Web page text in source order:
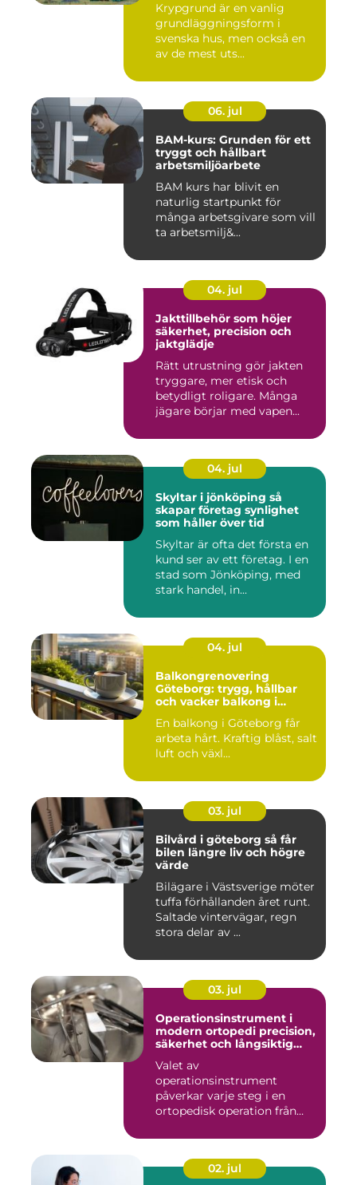
Krypgrund är en vanlig
grundläggningsform i
svenska hus, men också en
av de mest uts...
06. jul
BAM-kurs: Grunden för ett
tryggt och hållbart
arbetsmiljöarbete
BAM kurs har blivit en
naturlig startpunkt för
många arbetsgivare som vill
ta arbetsmilj&...
04. jul
Jakttillbehör som höjer
säkerhet, precision och
jaktglädje
Rätt utrustning gör jakten
tryggare, mer etisk och
betydligt roligare. Många
jägare börjar med vapen...
04. jul
Skyltar i jönköping så
skapar företag synlighet
som håller över tid
Skyltar är ofta det första en
kund ser av ett företag. I en
stad som Jönköping, med
stark handel, in...
04. jul
Balkongrenovering
Göteborg: trygg, hållbar
och vacker balkong i
En balkong i Göteborg får
arbeta hårt. Kraftig blåst, salt
luft och växl...
03. jul
Bilvård i göteborg så får
bilen längre liv och högre
värde
Bilägare i Västsverige möter
tuffa förhållanden året runt.
Saltade vintervägar, regn
stora delar av ...
03. jul
Operationsinstrument i
modern ortopedi precision,
säkerhet och långsiktig
Valet av
operationsinstrument
påverkar varje steg i en
ortopedisk operation från
02. jul